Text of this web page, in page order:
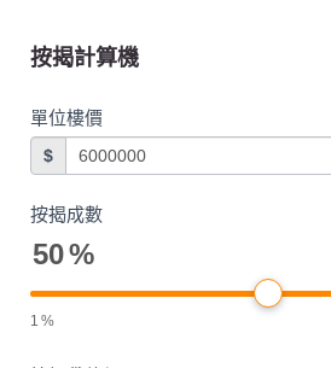
按揭計算機
單位樓價
$
按揭成數
50%
1 %